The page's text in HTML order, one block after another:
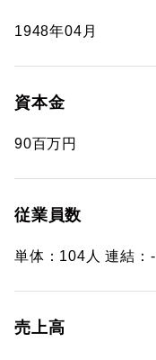
1948年04月
資本金
90百万円
従業員数
単体：104人 連結：-
売上高